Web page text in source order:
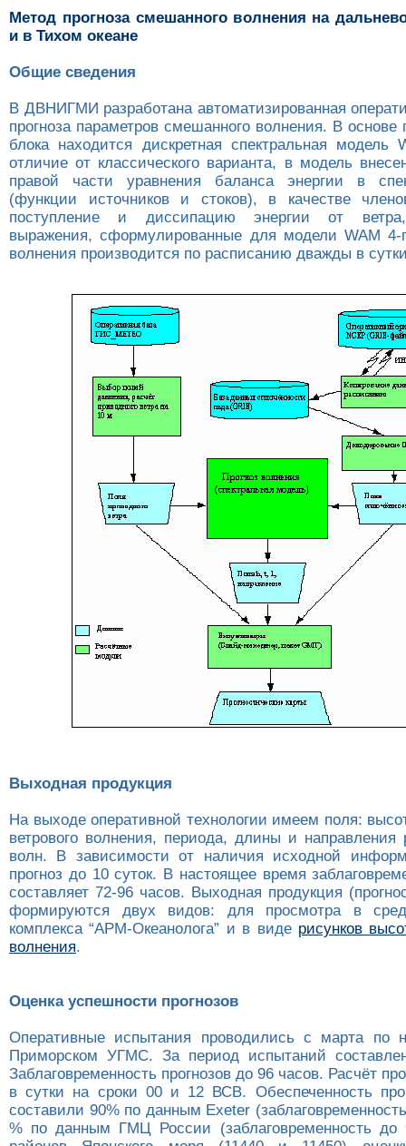
Метод прогноза смешанного волнения на
и в Тихом океане
Общие сведения
В ДВНИГМИ разработана автоматизированная
прогноза параметров смешанного волнения. В основе
блока находится дискретная спектральная модель
отличие от классического варианта, в модель
правой части уравнения баланса энергии в
(функции источников и стоков), в качестве
поступление и диссипацию энергии от
выражения, сформулированные для модели WAM 4-
волнения производится по расписанию дважды в
Выходная продукция
На выходе оперативной технологии имеем поля:
ветрового волнения, периода, длины и направления
волн. В зависимости от наличия исходной
прогноз до 10 суток. В настоящее время
составляет 72-96 часов. Выходная продукция
формируются двух видов: для просмотра в
комплекса “АРМ-Океанолога” и в виде рисунков
волнения.
Оценка успешности прогнозов
Оперативные испытания проводились с марта по
Приморском УГМС. За период испытаний
Заблаговременность прогнозов до 96 часов. Расчёт
в сутки на сроки 00 и 12 ВСВ. Обеспеченность
составили 90% по данным Exeter
% по данным ГМЦ России (заблаговременность